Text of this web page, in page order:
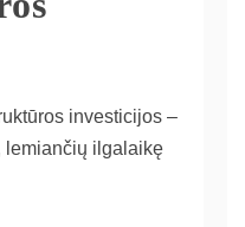
investicijos –
lemiančių ilgalaikę